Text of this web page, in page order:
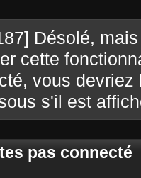
Désolé,
cette
vous
s'il est
pas connecté